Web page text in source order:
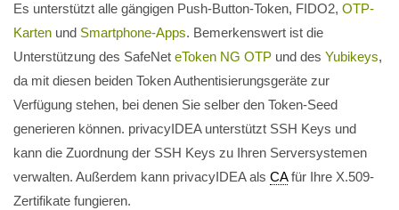
Es unterstützt alle gängigen Push-Button-Token, FIDO2, OTP-
Karten und Smartphone-Apps. Bemerkenswert ist die
Unterstützung des SafeNet eToken NG OTP und des Yubikeys,
da mit diesen beiden Token Authentisierungsgeräte zur
Verfügung stehen, bei denen Sie selber den Token-Seed
generieren können. privacyIDEA unterstützt SSH Keys und
kann die Zuordnung der SSH Keys zu Ihren Serversystemen
verwalten. Außerdem kann privacyIDEA als CAfür Ihre X.509-
Zertifikate fungieren.